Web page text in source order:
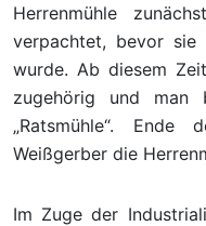
Herrenmühle
verpachtet, bevor
wurde. Ab diesem
zugehörig und man
„Ratsmühle“. Ende
Weißgerber die
Im Zuge der